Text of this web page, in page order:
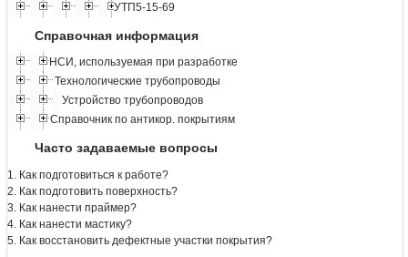
УТП5-15-69
Справочная информация
НСИ, используемая при разработке
Технологические трубопроводы
Устройство трубопроводов
Справочник по антикор. покрытиям
Часто задаваемые вопросы
1. Как подготовиться к работе?
2. Как подготовить поверхность?
3. Как нанести праймер?
4. Как нанести мастику?
5. Как восстановить дефектные участки покрытия?